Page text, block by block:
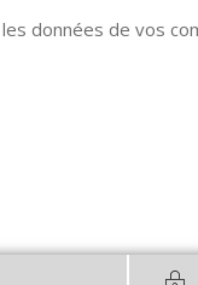
données de vos